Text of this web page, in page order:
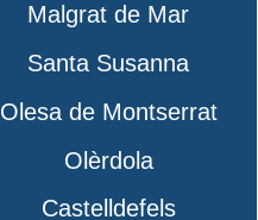
Malgrat de Mar
Santa Susanna
Olesa de Montserrat
Olèrdola
Castelldefels